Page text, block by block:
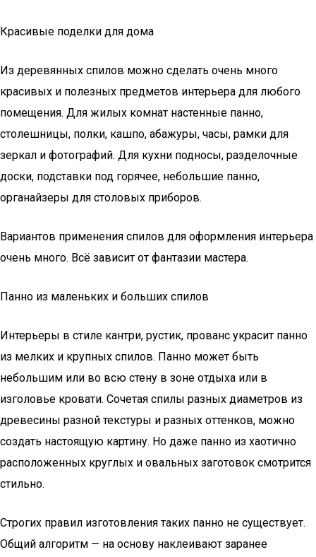
Красивые поделки для дома
Из деревянных спилов можно сделать очень много
красивых и полезных предметов интерьера для любого
помещения. Для жилых комнат настенные панно,
столешницы, полки, кашпо, абажуры, часы, рамки для
зеркал и фотографий. Для кухни подносы, разделочные
доски, подставки под горячее, небольшие панно,
органайзеры для столовых приборов.
Вариантов применения спилов для оформления интерьера
очень много. Всё зависит от фантазии мастера.
Панно из маленьких и больших спилов
Интерьеры в стиле кантри, рустик, прованс украсит панно
из мелких и крупных спилов. Панно может быть
небольшим или во всю стену в зоне отдыха или в
изголовье кровати. Сочетая спилы разных диаметров из
древесины разной текстуры и разных оттенков, можно
создать настоящую картину. Но даже панно из хаотично
расположенных круглых и овальных заготовок смотрится
стильно.
Строгих правил изготовления таких панно не существует.
Общий алгоритм — на основу наклеивают заранее